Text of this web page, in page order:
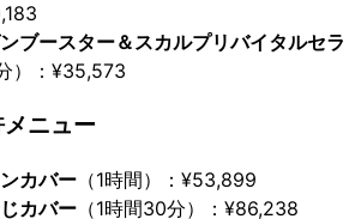
ブースター＆スカルプリバイタルセラ
）：¥35,573
ニュー
カバー （1時間）：¥53,899
カバー （1時間30分）：¥86,238